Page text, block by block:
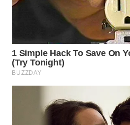
BINTAN
WN
MANDALIKA